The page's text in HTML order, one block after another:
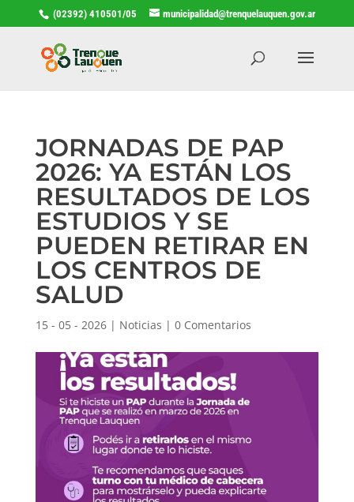
(02392) 410501/05 municipalidad@trenquelauquen.gov.ar
JORNADAS DE PAP
2026: YA ESTÁN LOS
RESULTADOS DE LOS
ESTUDIOS Y SE
PUEDEN RETIRAR EN
LOS CENTROS DE
SALUD
15 - 05 - 2026| Noticias | 0 Comentarios